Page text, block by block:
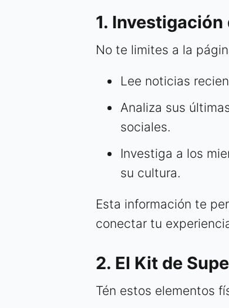
1.
No te limites a la
Lee noticias
Analiza sus
sociales.
Investiga a los
su cultura.
Esta información te
conectar tu
2. El Kit de
Tén estos elementos